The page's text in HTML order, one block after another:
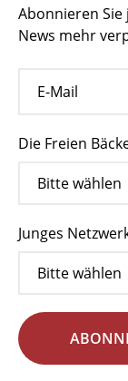
Abonnieren Sie
News mehr
Die Freien
Junges